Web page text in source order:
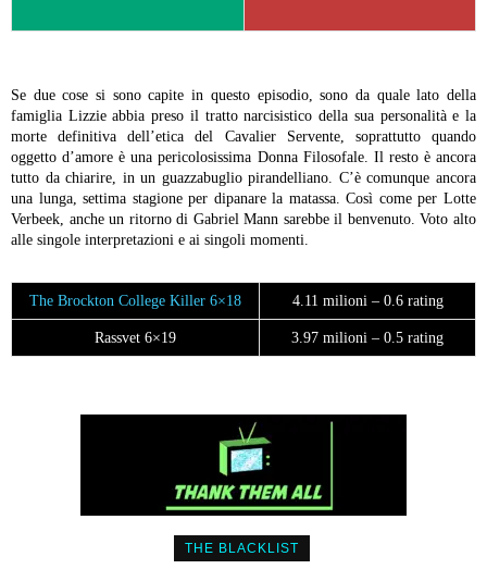
Se due cose si sono capite in questo episodio, sono da quale lato della
famiglia Lizzie abbia preso il tratto narcisistico della sua personalità e la
morte definitiva dell’etica del Cavalier Servente, soprattutto quando
oggetto d’amore è una pericolosissima Donna Filosofale. Il resto è ancora
tutto da chiarire, in un guazzabuglio pirandelliano. C’è comunque ancora
una lunga, settima stagione per dipanare la matassa. Così come per Lotte
Verbeek, anche un ritorno di Gabriel Mann sarebbe il benvenuto. Voto alto
alle singole interpretazioni e ai singoli momenti.
The Brockton College Killer 6×18 4.11 milioni – 0.6 rating
Rassvet 6×19 3.97 milioni – 0.5 rating
THE BLACKLIST